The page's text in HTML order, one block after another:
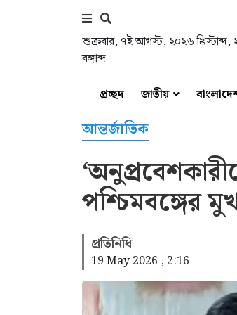
শুক্রবার, ৭ই আগস্ট, ২০২৬ খ্রিস্টাব্দ,
বঙ্গাব্দ
প্রচ্ছদ জাতীয়
আন্তর্জাতিক
পশ্চিমবঙ্গের
প্রতিনিধি
19 May 2026 , 2:16